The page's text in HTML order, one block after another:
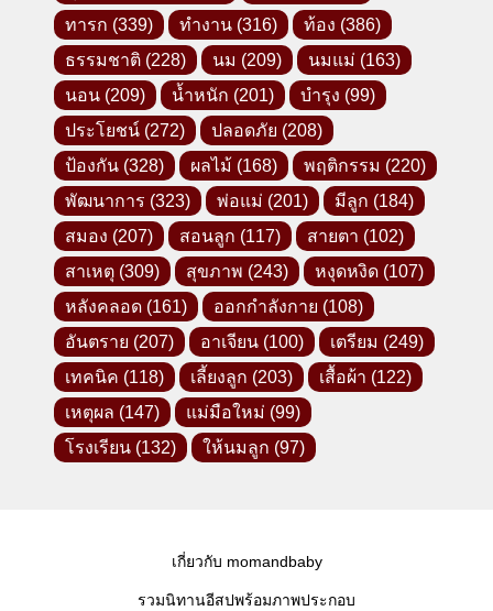
ทารก (339) ทำงาน (316) ท้อง (386)
ธรรมชาติ (228) นม (209) นมแม่ (163)
นอน (209) น้ำหนัก (201) บำรุง (99)
ประโยชน์ (272) ปลอดภัย (208)
ป้องกัน (328) ผลไม้ (168) พฤติกรรม (220)
พัฒนาการ (323) พ่อแม่ (201) มีลูก (184)
สมอง (207) สอนลูก (117) สายตา (102)
สาเหตุ (309) สุขภาพ (243) หงุดหงิด (107)
หลังคลอด (161) ออกกำลังกาย (108)
อันตราย (207) อาเจียน (100) เตรียม (249)
เทคนิค (118) เลี้ยงลูก (203) เสื้อผ้า (122)
เหตุผล (147) แม่มือใหม่ (99)
โรงเรียน (132) ให้นมลูก (97)
เกี่ยวกับ momandbaby
รวมนิทานอีสปพร้อมภาพประกอบ